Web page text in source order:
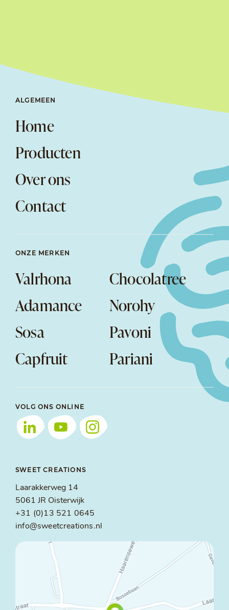
ALGEMEEN
Home
Producten
Over ons
Contact
ONZE MERKEN
Valrhona
Chocolatree
Adamance
Norohy
Sosa
Pavoni
Capfruit
Pariani
VOLG ONS ONLINE
SWEET CREATIONS
Laarakkerweg 14
5061 JR Oisterwijk
+31 (0)13 521 0645
info@sweetcreations.nl